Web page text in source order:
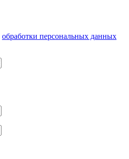
обработки персональных данных